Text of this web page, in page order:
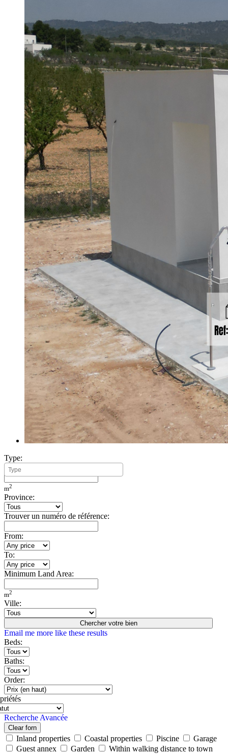
Type:
Minimum Build Area:
m2
Province:
Trouver un numéro de référence:
From:
To:
Minimum Land Area:
m2
Ville:
Chercher votre bien
Email me more like these results
Beds:
Baths:
Order:
Recherche Avancée
Clear forn
Inland properties Coastal properties Piscine
Garage
Guest annex
Garden
Within walking distance to town